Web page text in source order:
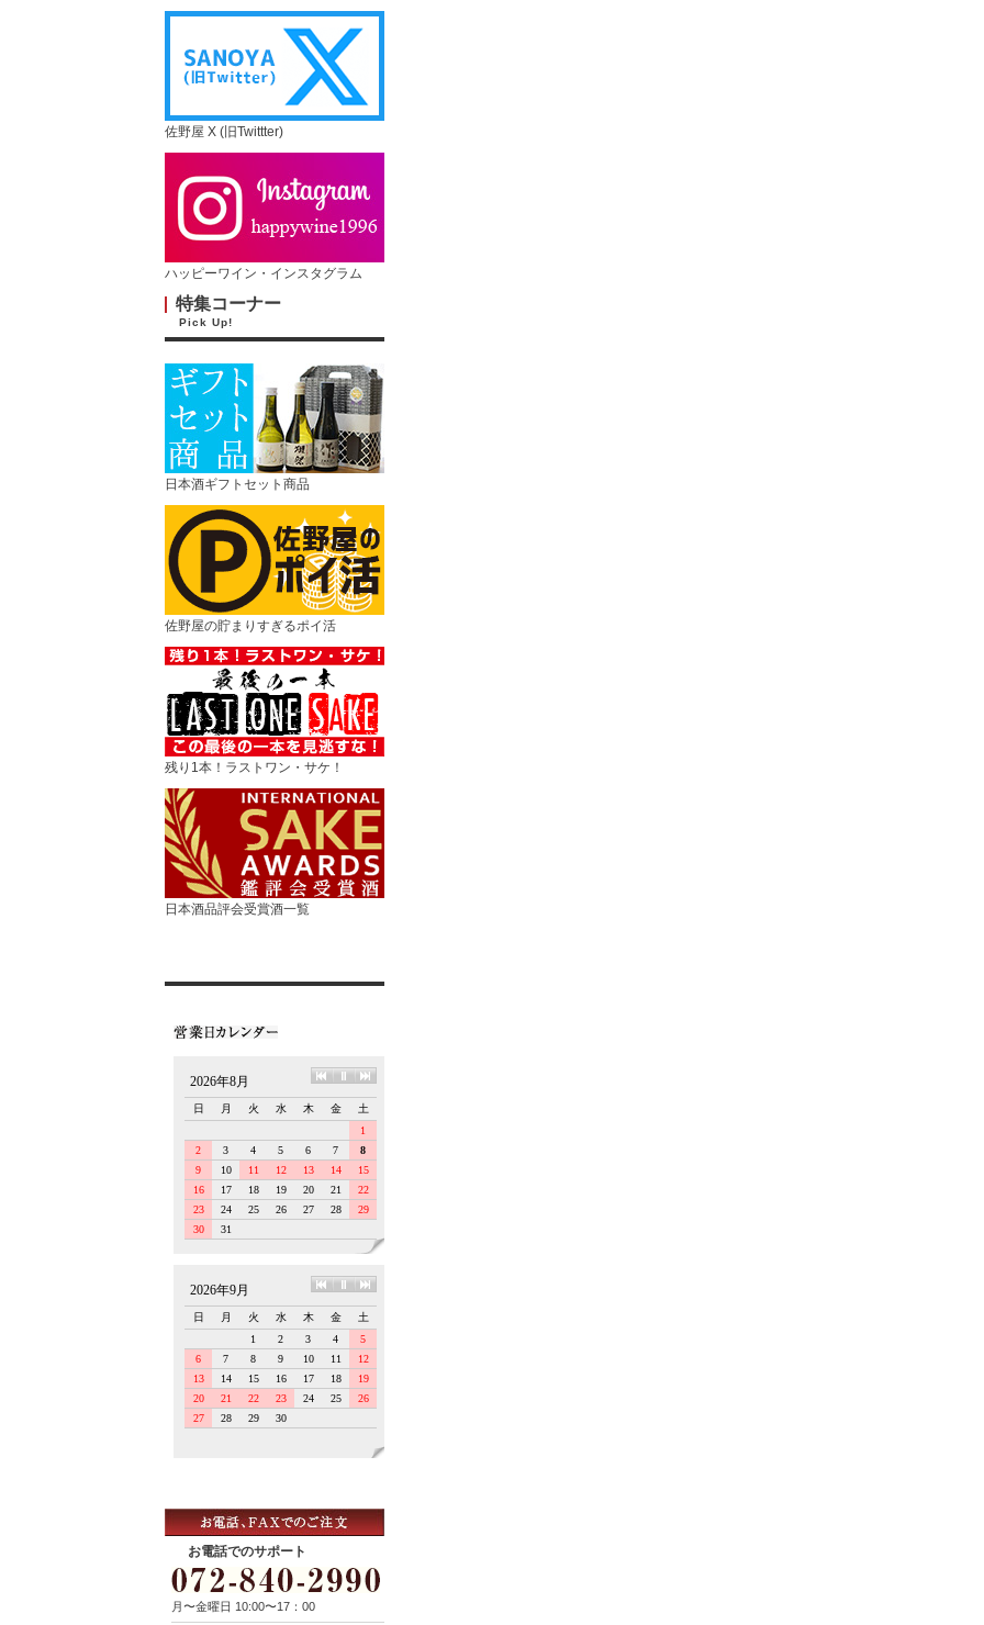
佐野屋 X (旧Twittter)
ハッピーワイン・インスタグラム
特集コーナー
Pick Up!
日本酒ギフトセット商品
佐野屋の貯まりすぎるポイ活
残り1本！ラストワン・サケ！
日本酒品評会受賞酒一覧
お電話でのサポート
月〜金曜日 10:00〜17：00